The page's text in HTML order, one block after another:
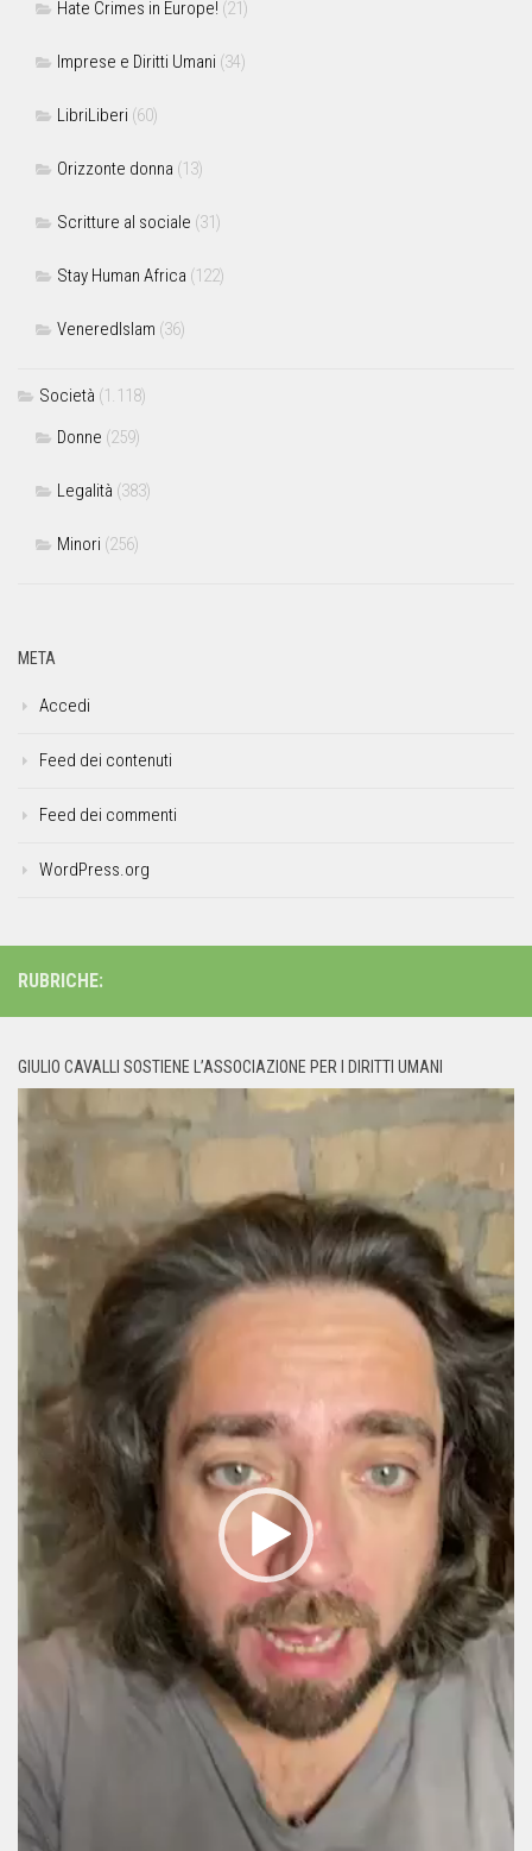
Hate Crimes in Europe! (21)
Imprese e Diritti Umani (34)
LibriLiberi (60)
Orizzonte donna (13)
Scritture al sociale (31)
Stay Human Africa (122)
VeneredIslam (36)
Società (1.118)
Donne (259)
Legalità (383)
Minori (256)
META
Accedi
Feed dei contenuti
Feed dei commenti
WordPress.org
RUBRICHE:
GIULIO CAVALLI SOSTIENE L’ASSOCIAZIONE PER I DIRITTI UMANI
Player